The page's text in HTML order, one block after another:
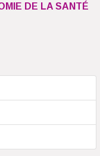
DE LA SANTÉ